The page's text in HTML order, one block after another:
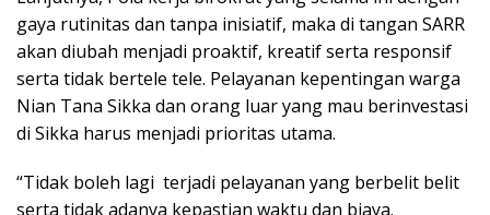
gaya rutinitas dan tanpa inisiatif, maka di tangan SARR
akan diubah menjadi proaktif, kreatif serta responsif
serta tidak bertele tele. Pelayanan kepentingan warga
Nian Tana Sikka dan orang luar yang mau berinvestasi
di Sikka harus menjadi prioritas utama.
“Tidak boleh lagi terjadi pelayanan yang berbelit belit
serta tidak adanya kepastian waktu dan biaya.